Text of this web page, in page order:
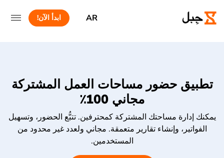
AR ابدأ الآن!
تطبيق حضور مساحات العمل المشتركة
مجاني 100٪
يمكنك إدارة مساحتك المشتركة كمحترفين. تتبُّع الحضور، وتسهيل
الفواتير، وإنشاء تقارير متعمقة. مجاني ولعدد غير محدود من
المستخدمين.